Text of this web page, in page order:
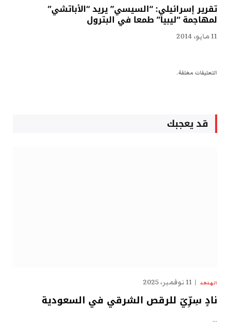
تقرير إسرائيلي: “السيسي” يريد “الأباتشي”
لمهاجمة “ليبيا” طمعا في البترول
11 مايو، 2014
التعليقات مغلقة.
قد يعجبك
الهدهد 11 نوفمبر، 2025
نادٍ سِرِّيّ للرقص الشرقي في السعودية
…